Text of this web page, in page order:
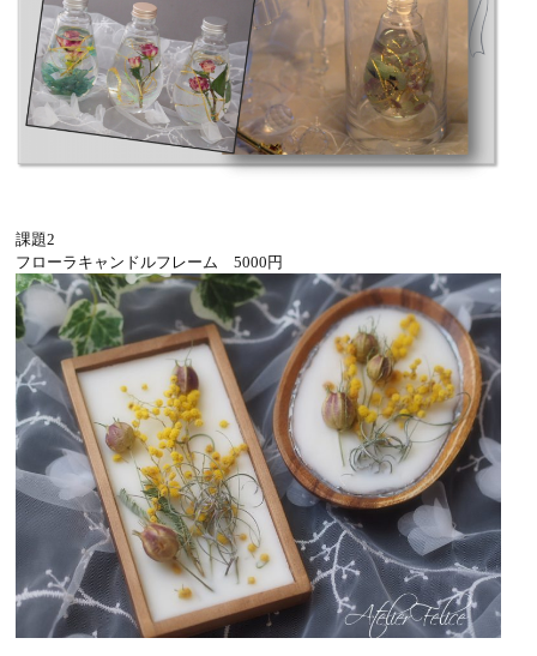
課題2
フローラキャンドルフレーム 5000円